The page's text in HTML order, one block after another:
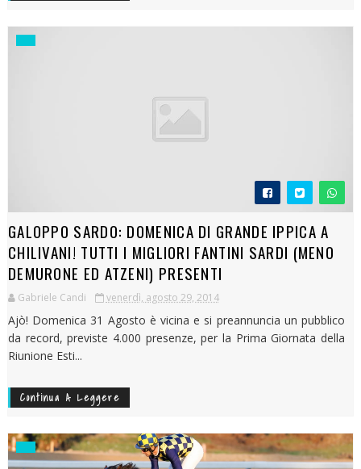
GALOPPO SARDO: DOMENICA DI GRANDE IPPICA A
CHILIVANI! TUTTI I MIGLIORI FANTINI SARDI (MENO
DEMURONE ED ATZENI) PRESENTI
Gabriele Candi venerdì, agosto 29, 2014
Ajò! Domenica 31 Agosto è vicina e si preannuncia un pubblico
da record, previste 4.000 presenze, per la Prima Giornata della
Riunione Esti...
Continua A Leggere